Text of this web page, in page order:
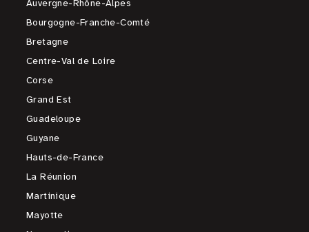
Auvergne-Rhône-Alpes
Bourgogne-Franche-Comté
Bretagne
Centre-Val de Loire
Corse
Grand Est
Guadeloupe
Guyane
Hauts-de-France
La Réunion
Martinique
Mayotte